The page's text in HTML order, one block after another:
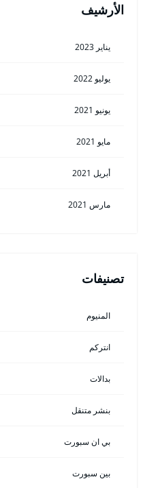
الأرشيف
يناير 2023
يوليو 2022
يونيو 2021
مايو 2021
أبريل 2021
مارس 2021
تصنيفات
المنيوم
انتركم
بدالات
بنشر متنقل
بي ان سبورت
بين سبورت